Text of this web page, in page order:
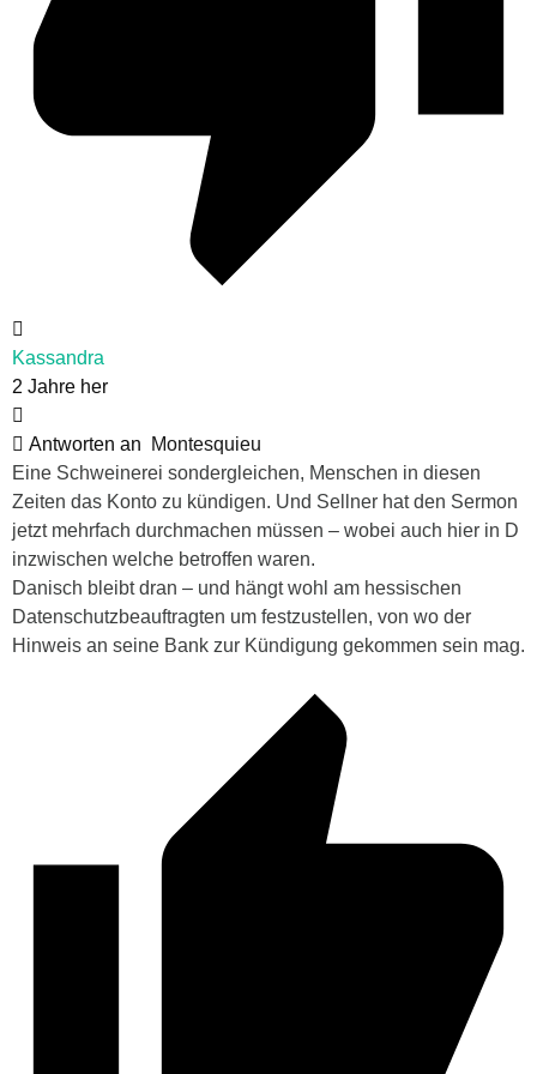
Kassandra
2 Jahre her
Antworten an
Montesquieu
Eine Schweinerei sondergleichen, Menschen in diesen
Zeiten das Konto zu kündigen. Und Sellner hat den Sermon
jetzt mehrfach durchmachen müssen – wobei auch hier in D
inzwischen welche betroffen waren.
Danisch bleibt dran – und hängt wohl am hessischen
Datenschutzbeauftragten um festzustellen, von wo der
Hinweis an seine Bank zur Kündigung gekommen sein mag.